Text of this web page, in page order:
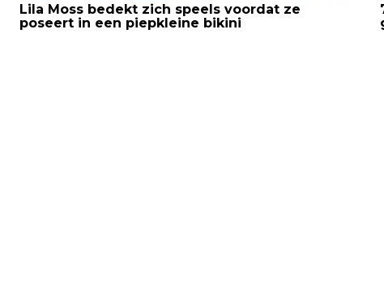
Lila Moss bedekt zich speels voordat ze
poseert in een piepkleine bikini